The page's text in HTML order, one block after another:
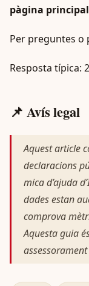
pàgina principal
Per preguntes o
Resposta típica:
📌 Avís legal
Aquest article
declaracions
mica d’ajuda
dades estan
comprova
Aquesta guia